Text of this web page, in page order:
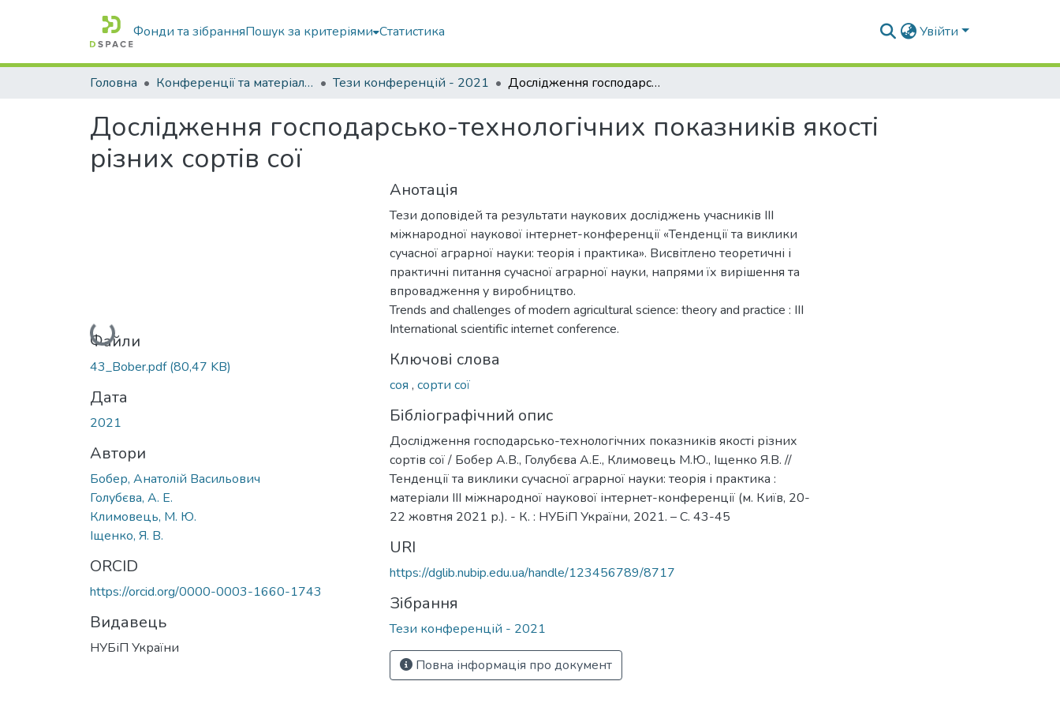
Фонди та зібранняПошук за критеріями Статистика Увійти
Головна Конференції та матеріали конференцій Тези конференцій - 2021 Дослідження господарсько-технологічних показників якості різних сортів сої
Дослідження господарсько-технологічних показників якості
різних сортів сої
Вантажиться...
Файли
43_Bober.pdf(80,47 KB)
Дата
2021
Автори
Бобер, Анатолій Васильович
Голубєва, А. Е.
Климовець, М. Ю.
Іщенко, Я. В.
ORCID
https://orcid.org/0000-0003-1660-1743
Видавець
НУБіП України
Анотація
Тези доповідей та результати наукових досліджень учасників IIІ
міжнародної наукової інтернет-конференції «Тенденції та виклики
сучасної аграрної науки: теорія і практика». Висвітлено теоретичні і
практичні питання сучасної аграрної науки, напрями їх вирішення та
впровадження у виробництво.
Trends and challenges of modern agricultural science: theory and practice : III
International scientific internet conference.
Ключові слова
соя , сорти сої
Бібліографічний опис
Дослідження господарсько-технологічних показників якості різних
сортів сої / Бобер А.В., Голубєва А.Е., Климовець М.Ю., Іщенко Я.В. //
Тенденції та виклики сучасної аграрної науки: теорія і практика :
матеріали IIІ міжнародної наукової інтернет-конференції (м. Київ, 20-
22 жовтня 2021 р.). - К. : НУБіП України, 2021. – С. 43-45
URI
https://dglib.nubip.edu.ua/handle/123456789/8717
Зібрання
Тези конференцій - 2021
Повна інформація про документ